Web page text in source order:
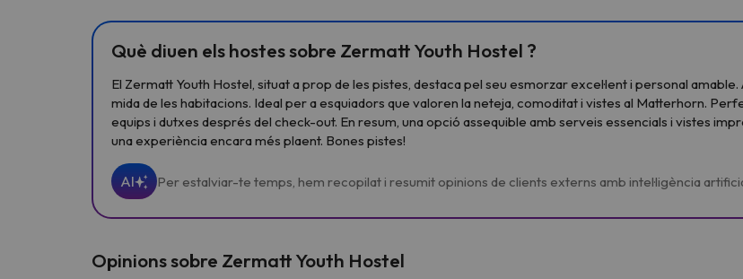
Què diuen els hostes sobre Zermatt Youth Hostel ?
El Zermatt Youth Hostel, situat a prop de les pistes, destaca pel seu esmorzar excel·lent i personal
mida de les habitacions. Ideal per a esquiadors que valoren la neteja, comoditat i vistes al Matterhorn.
equips i dutxes després del check-out. En resum, una opció assequible amb serveis essencials i vistes
una experiència encara més plaent. Bones pistes!
AI Per estalviar-te temps, hem recopilat i resumit opinions de clients externs amb intel·ligència
Opinions sobre Zermatt Youth Hostel